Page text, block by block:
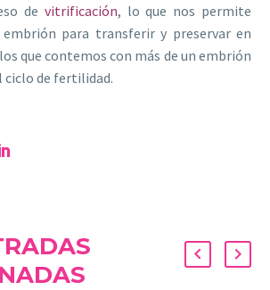
de vitrificación, lo que nos permite
para transferir y preservar en
que contemos con más de un embrión
de fertilidad.